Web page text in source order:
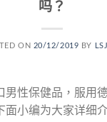
吗？
ON 20/12/2019 BY
男性保健品，服用
面小编为大家详细